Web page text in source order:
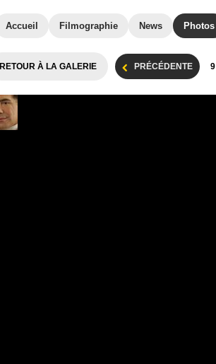
Accueil Filmographie News Photos
RETOUR À LA GALERIE PRÉCÉDENTE 9